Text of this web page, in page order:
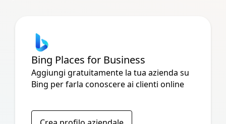
Bing Places for Business
Aggiungi gratuitamente la tua azienda su
Bing per farla conoscere ai clienti online